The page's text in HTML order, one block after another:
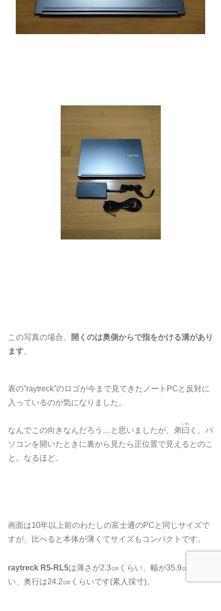
この写真の場合、
開くのは奥側からで指をかける溝があり
ます。
表の”raytreck”のロゴが今まで見てきたノートPCと反対に
入っているのが気になりました。
なんでこの向きなんだろう…と思いましたが、弟曰
いわ
く、パ
ソコンを開いたときに裏から見たら正位置で見えるとのこ
と。なるほど。
画面は10年以上前のわたしの富士通のPCと同じサイズで
すが、比べると本体が薄くてサイズもコンパクトです。
raytreck R5-RL5は薄さが2.3㎝くらい、幅が35.9㎝くら
い、奥行は24.2㎝くらいです(素人採寸)。